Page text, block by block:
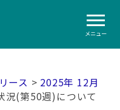
メニュー
ース > 2025年 12月
況(第50週)について